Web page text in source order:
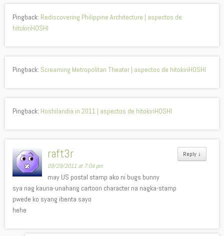
Pingback: Rediscovering Philippine Architecture | aspectos de
hitokiriHOSHI
Pingback: Screaming Metropolitan Theater | aspectos de hitokiriHOSHI
Pingback: Hoshilandia in 2011 | aspectos de hitokiriHOSHI
Reply ↓
raft3r
09/29/2011 at 7:04 pm
may US postal stamp ako ni bugs bunny
sya nag kauna-unahang cartoon character na nagka-stamp
pwede ko syang ibenta sayo
hehe